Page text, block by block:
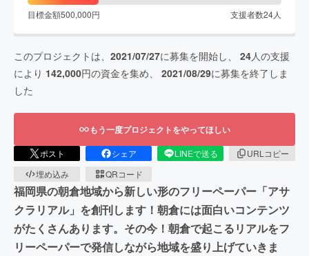
目標金額500,000円 支援者数24人
このプロジェクトは、 2021/07/27に募集を開始し、 24人の支援
により 142,000円の資金を集め、 2021/08/29に募集を終了しま
した
もう一度プロジェクトをやってほしい
ポスト シェア LINEで送る
URLコピー
埋め込み
QRコード
福岡県の朝倉地域から新しい形のフリーペーパー「アサ
クラリアル」を創刊します！朝倉には面白いコンテンツ
がたくさんあります。その今！朝倉で起こるリアルをフ
リーペーパーで発信しながら地域を盛り上げていきま